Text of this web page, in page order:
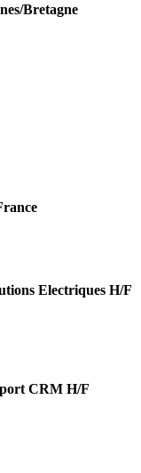
Bretagne
Electriques H/F
CRM H/F